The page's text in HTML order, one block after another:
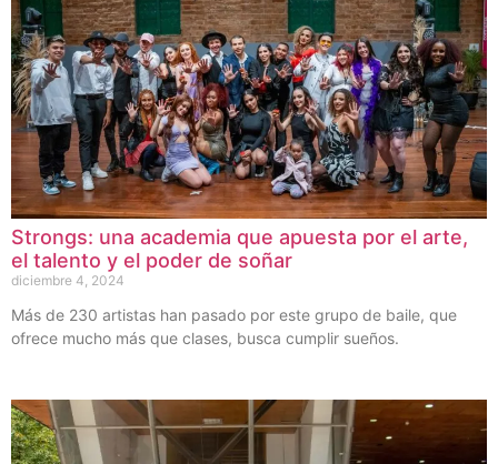
Strongs: una academia que apuesta por el arte,
el talento y el poder de soñar
diciembre 4, 2024
Más de 230 artistas han pasado por este grupo de baile, que
ofrece mucho más que clases, busca cumplir sueños.